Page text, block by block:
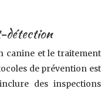
détection
canine et le traitement
de prévention est
des inspections